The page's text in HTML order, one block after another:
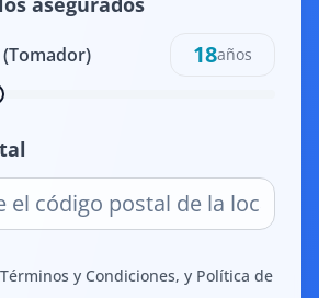
(Tomador) 18años
y Condiciones, y Política de